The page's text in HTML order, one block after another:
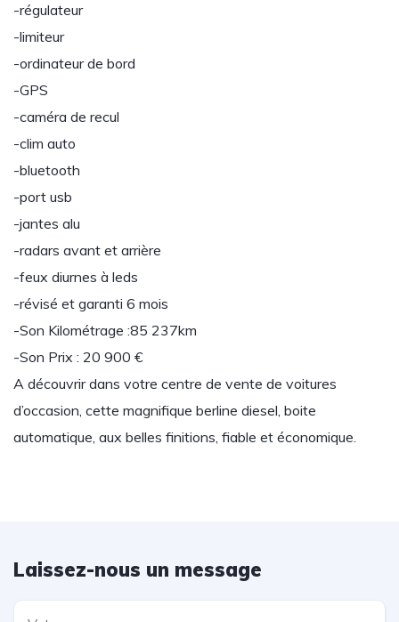
-régulateur
-limiteur
-ordinateur de bord
-GPS
-caméra de recul
-clim auto
-bluetooth
-port usb
-jantes alu
-radars avant et arrière
-feux diurnes à leds
-révisé et garanti 6 mois
-Son Kilométrage :85 237km
-Son Prix : 20 900 €
A découvrir dans votre centre de vente de voitures
d’occasion, cette magnifique berline diesel, boite
automatique, aux belles finitions, fiable et économique.
Laissez-nous un message